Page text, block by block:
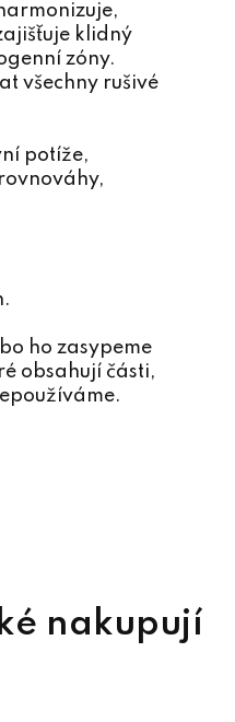
klidný
zóny.
všechny rušivé
potíže,
ho zasypeme
obsahují části,